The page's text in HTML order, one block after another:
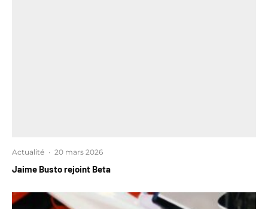
Actualité · 20 mars 2026
Jaime Busto rejoint Beta